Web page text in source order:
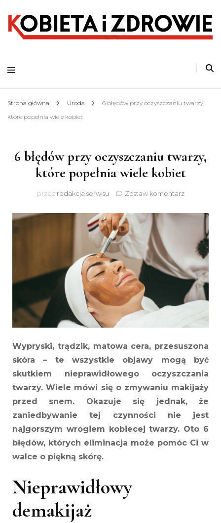
Kobieta i Zdrowie
o zdrowym stylu życia
Strona główna Uroda
6 błędów przy oczyszczaniu twarzy,
które popełnia wiele kobiet
6 błędów przy oczyszczaniu twarzy,
które popełnia wiele kobiet
przez redakcja serwisu Zostaw komentarzdo
błędów
twarzy,
które
popełnia
wiele
kobiet
Wypryski, trądzik, matowa cera, przesuszona
skóra – te wszystkie objawy mogą być
skutkiem nieprawidłowego oczyszczania
twarzy. Wiele mówi się o zmywaniu makijaży
przed snem. Okazuje się jednak, że
zaniedbywanie tej czynności nie jest
najgorszym wrogiem kobiecej twarzy. Oto 6
błędów, których eliminacja może pomóc Ci w
walce o piękną skórę.
Nieprawidłowy
demakijaż